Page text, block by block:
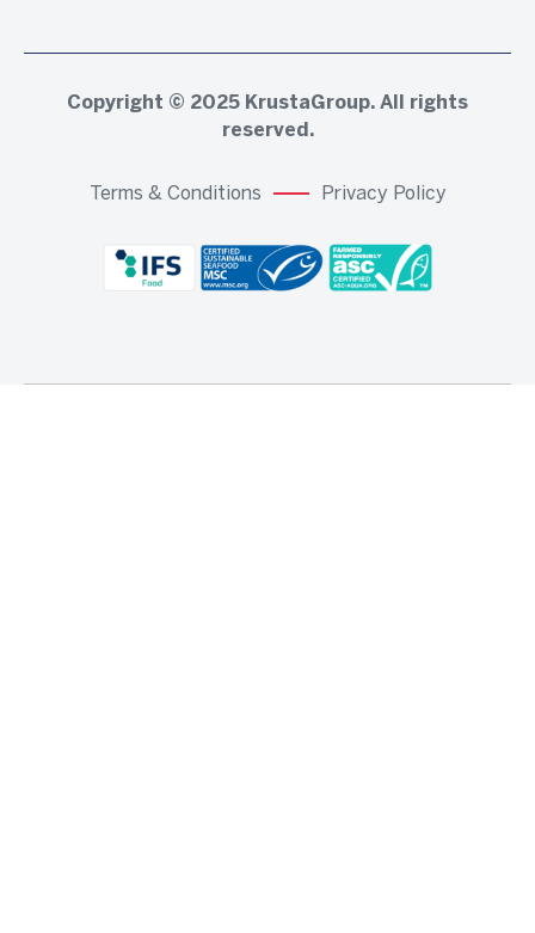
Copyright © 2025 KrustaGroup. All rights
reserved.
Terms & Conditions Privacy Policy